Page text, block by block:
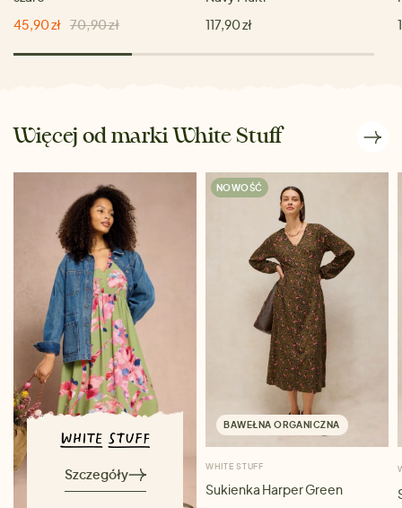
45,90 zł 70,90 zł
117,90 zł
Więcej od marki White Stuff
Szczegóły
NOWOŚĆ
BAWEŁNA ORGANICZNA
WHITE STUFF
Sukienka Harper Green